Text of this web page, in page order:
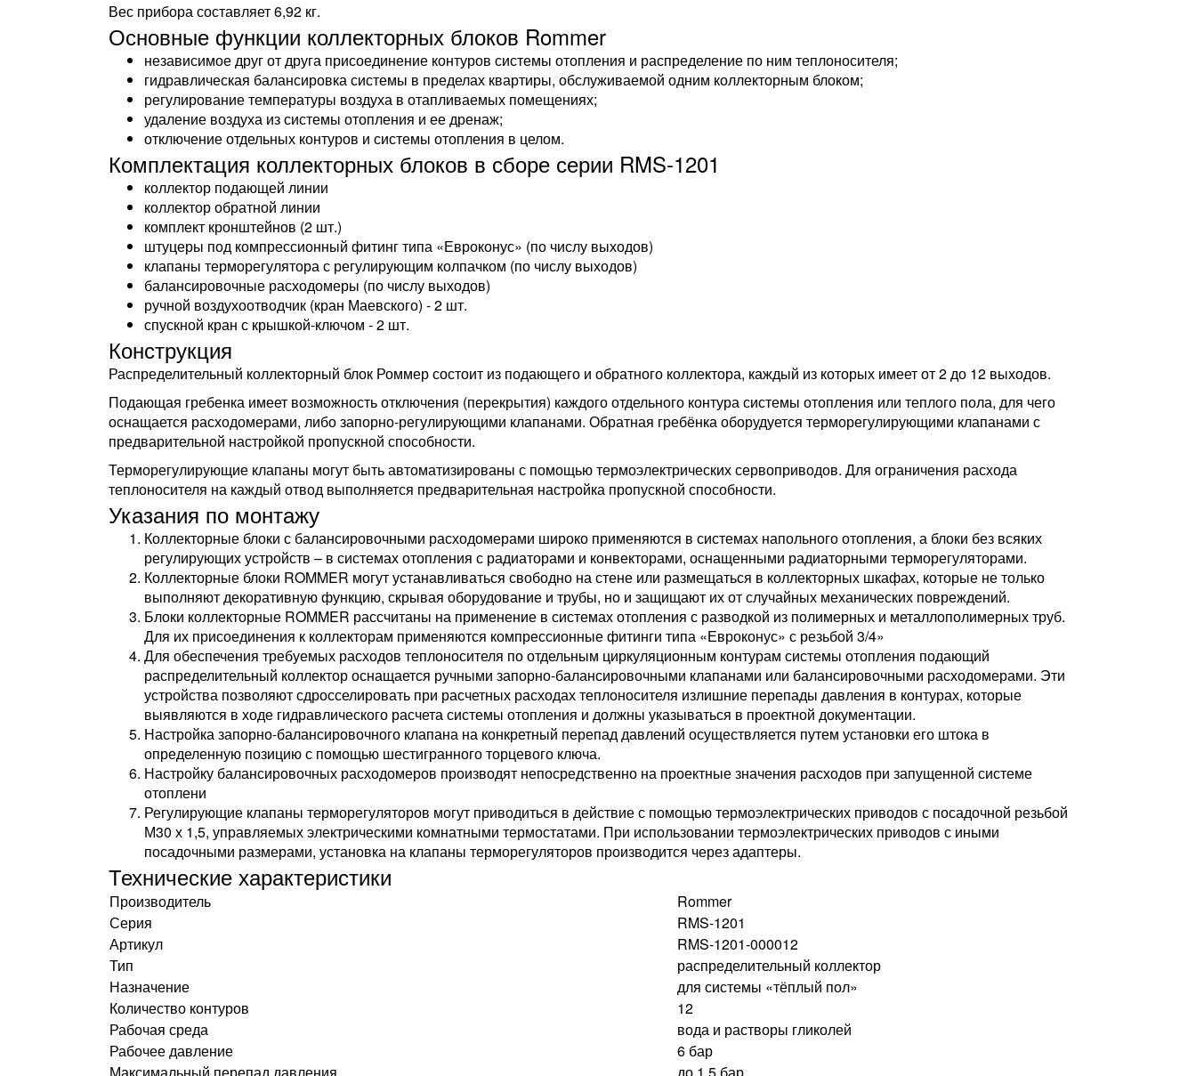
Вес прибора составляет 6,92 кг.
Основные функции коллекторных блоков Rommer
независимое друг от друга присоединение контуров системы отопления и распределение по ним теплоносителя;
гидравлическая балансировка системы в пределах квартиры, обслуживаемой одним коллекторным блоком;
регулирование температуры воздуха в отапливаемых помещениях;
удаление воздуха из системы отопления и ее дренаж;
отключение отдельных контуров и системы отопления в целом.
Комплектация коллекторных блоков в сборе серии RMS-1201
коллектор подающей линии
коллектор обратной линии
комплект кронштейнов (2 шт.)
штуцеры под компрессионный фитинг типа «Евроконус» (по числу выходов)
клапаны терморегулятора с регулирующим колпачком (по числу выходов)
балансировочные расходомеры (по числу выходов)
ручной воздухоотводчик (кран Маевского) - 2 шт.
спускной кран с крышкой-ключом - 2 шт.
Конструкция
Распределительный коллекторный блок Роммер состоит из подающего и обратного коллектора, каждый из которых имеет от 2 до 12 выходов.
Подающая гребенка имеет возможность отключения (перекрытия) каждого отдельного контура системы отопления или теплого пола, для чего
оснащается расходомерами, либо запорно-регулирующими клапанами. Обратная гребёнка оборудуется терморегулирующими клапанами с
предварительной настройкой пропускной способности.
Терморегулирующие клапаны могут быть автоматизированы с помощью термоэлектрических сервоприводов. Для ограничения расхода
теплоносителя на каждый отвод выполняется предварительная настройка пропускной способности.
Указания по монтажу
Коллекторные блоки с балансировочными расходомерами широко применяются в системах напольного отопления, а блоки без всяких
регулирующих устройств – в системах отопления с радиаторами и конвекторами, оснащенными радиаторными терморегуляторами.
Коллекторные блоки ROMMER могут устанавливаться свободно на стене или размещаться в коллекторных шкафах, которые не только
выполняют декоративную функцию, скрывая оборудование и трубы, но и защищают их от случайных механических повреждений.
Блоки коллекторные ROMMER рассчитаны на применение в системах отопления с разводкой из полимерных и металлополимерных труб.
Для их присоединения к коллекторам применяются компрессионные фитинги типа «Евроконус» с резьбой 3/4»
Для обеспечения требуемых расходов теплоносителя по отдельным циркуляционным контурам системы отопления подающий
распределительный коллектор оснащается ручными запорно-балансировочными клапанами или балансировочными расходомерами. Эти
устройства позволяют сдросселировать при расчетных расходах теплоносителя излишние перепады давления в контурах, которые
выявляются в ходе гидравлического расчета системы отопления и должны указываться в проектной документации.
Настройка запорно-балансировочного клапана на конкретный перепад давлений осуществляется путем установки его штока в
определенную позицию с помощью шестигранного торцевого ключа.
Настройку балансировочных расходомеров производят непосредственно на проектные значения расходов при запущенной системе
отоплени
Регулирующие клапаны терморегуляторов могут приводиться в действие с помощью термоэлектрических приводов с посадочной резьбой
М30 х 1,5, управляемых электрическими комнатными термостатами. При использовании термоэлектрических приводов с иными
посадочными размерами, установка на клапаны терморегуляторов производится через адаптеры.
Технические характеристики
Производитель
Rommer
Серия
RMS-1201
Артикул
RMS-1201-000012
Тип
распределительный коллектор
Назначение
для системы «тёплый пол»
Количество контуров
12
Рабочая среда
вода и растворы гликолей
Рабочее давление
6 бар